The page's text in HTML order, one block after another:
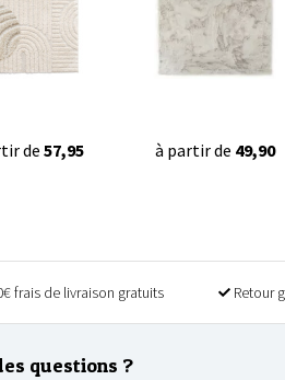
de57,95 à partir de 49,90
frais de livraison gratuits Retour
questions ?